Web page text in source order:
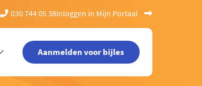
030 744 05 38Inloggen in Mijn Portaal
Aanmelden voor bijles